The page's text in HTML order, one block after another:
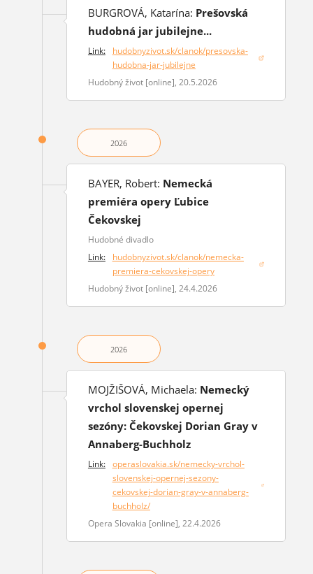
BURGROVÁ, Katarína: Prešovská
hudobná jar jubilejne...
Link:
hudobnyzivot.sk/clanok/presovska-
hudobna-jar-jubilejne
(otvorí sa v novom okne)
Hudobný život [online], 20.5.2026
2026
BAYER, Robert: Nemecká
premiéra opery Ľubice
Čekovskej
Hudobné divadlo
Link:
hudobnyzivot.sk/clanok/nemecka-
premiera-cekovskej-opery
(otvorí sa v novom okne)
Hudobný život [online], 24.4.2026
2026
MOJŽIŠOVÁ, Michaela: Nemecký
vrchol slovenskej opernej
sezóny: Čekovskej Dorian Gray v
Annaberg-Buchholz
Link: operaslovakia.sk/nemecky-vrchol-
slovenskej-opernej-sezony-
cekovskej-dorian-gray-v-annaberg-
buchholz/
(otvorí sa v novom okne)
Opera Slovakia [online], 22.4.2026